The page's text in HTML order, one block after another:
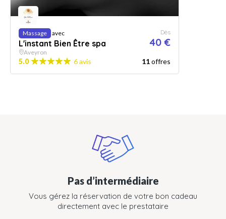
Massage avec
L'instant Bien Être spa
Dès
40 €
Aveyron
5.0 6 avis 11offres
Pas d’intermédiaire
Vous gérez la réservation de votre bon cadeau
directement avec le prestataire